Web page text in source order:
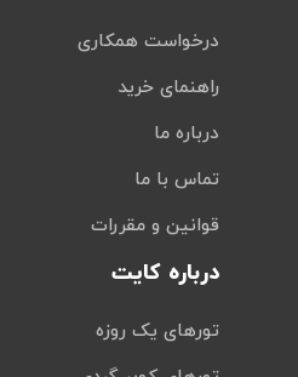
درخواست همکاری
راهنمای خرید
درباره ما
تماس با ما
قوانین و مقررات
درباره کایت
تورهای یک روزه